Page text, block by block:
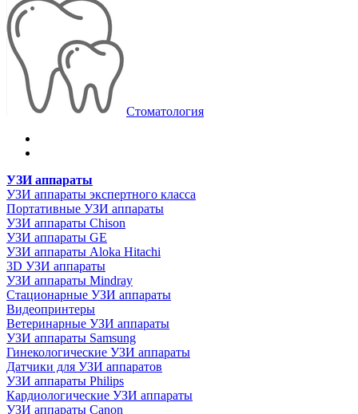
Стоматология
УЗИ аппараты
УЗИ аппараты экспертного класса
Портативные УЗИ аппараты
УЗИ аппараты Chison
УЗИ аппараты GE
УЗИ аппараты Aloka Hitachi
3D УЗИ аппараты
УЗИ аппараты Mindray
Стационарные УЗИ аппараты
Видеопринтеры
Ветеринарные УЗИ аппараты
УЗИ аппараты Samsung
Гинекологические УЗИ аппараты
Датчики для УЗИ аппаратов
УЗИ аппараты Philips
Кардиологические УЗИ аппараты
УЗИ аппараты Canon